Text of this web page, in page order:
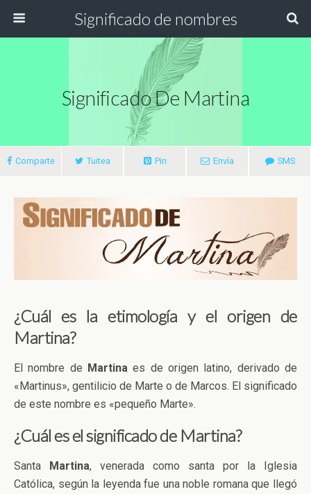
Significado de nombres
Significado De Martina
Comparte Tuitea Pin Envía SMS
¿Cuál es la etimología y el origen de
Martina?
El nombre de Martina es de origen latino, derivado de
«Martinus», gentilicio de Marte o de Marcos. El significado
de este nombre es «pequeño Marte».
¿Cuál es el significado de Martina?
Santa Martina, venerada como santa por la Iglesia
Católica, según la leyenda fue una noble romana que llegó